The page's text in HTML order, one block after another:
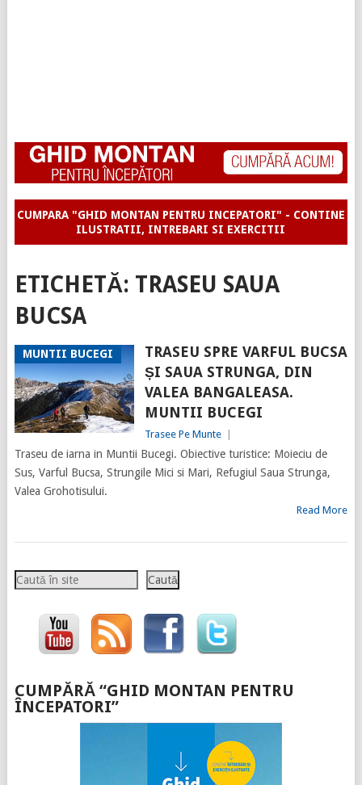
CUMPARA "GHID MONTAN PENTRU INCEPATORI" - CONTINE
ILUSTRATII, INTREBARI SI EXERCITII
ETICHETĂ: TRASEU SAUA
BUCSA
MUNTII BUCEGI
TRASEU SPRE VARFUL BUCSA
ȘI SAUA STRUNGA, DIN
VALEA BANGALEASA.
MUNTII BUCEGI
Trasee Pe Munte
Traseu de iarna in Muntii Bucegi. Obiective turistice: Moieciu de
Sus, Varful Bucsa, Strungile Mici si Mari, Refugiul Saua Strunga,
Valea Grohotisului.
Read More
Caută Caută
CUMPĂRĂ “GHID MONTAN PENTRU
ÎNCEPATORI”